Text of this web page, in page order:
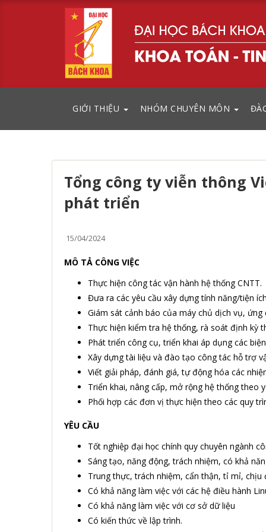
GIỚI THIỆU NHÓM CHUYÊN MÔN
Tổng công ty viễn thông
phát triển
15/04/2024
MÔ TẢ CÔNG VIỆC
Thực hiện công tác vận hành hệ thống CNTT.
Đưa ra các yêu cầu xây dựng tính năng/tiện
Giám sát cảnh báo của máy chủ dịch vụ,
Thực hiện kiểm tra hệ thống, rà soát định kỳ
Phát triển công cụ, triển khai áp dụng các
Xây dựng tài liệu và đào tạo công tác hỗ trợ
Viết giải pháp, đánh giá, tự động hóa các
Triển khai, nâng cấp, mở rộng hệ thống theo
Phối hợp các đơn vị thực hiện theo các quy
YÊU CẦU
Tốt nghiệp đại học chính quy chuyên ngành
Sáng tạo, năng động, trách nhiệm, có khả
Trung thực, trách nhiệm, cẩn thận, tỉ mỉ, chịu
Có khả năng làm việc với các hệ điều hành
Có khả năng làm việc với cơ sở dữ liệu
Có kiến thức về lập trình.